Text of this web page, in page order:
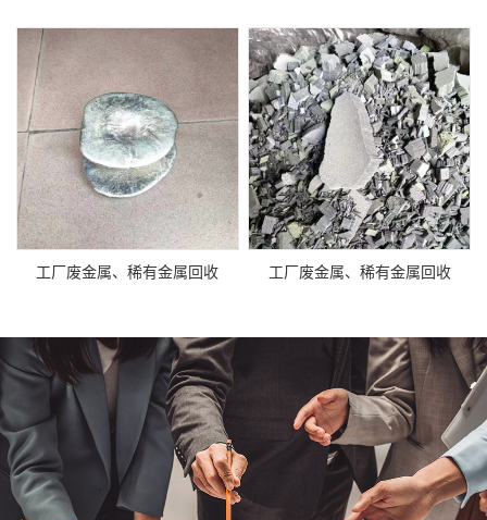
工厂废金属、稀有金属回收 工厂废金属、稀有金属回收